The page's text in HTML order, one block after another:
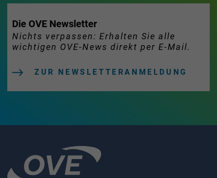
Die OVE Newsletter
Nichts verpassen: Erhalten Sie alle
wichtigen OVE-News direkt per E-Mail.
ZUR NEWSLETTERANMELDUNG